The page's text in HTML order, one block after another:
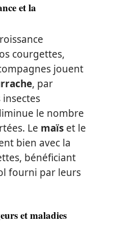
et la
courgettes,
jouent
, par
le nombre
Le maïs et le
bien avec la
bénéficiant
fourni par leurs
et maladies